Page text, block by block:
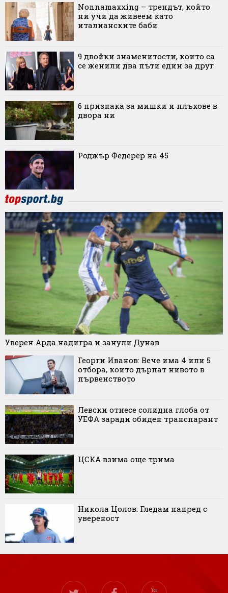
Nonnamaxxing – трендът, който
ни учи да живеем като
италианските баби
9 двойки знаменитости, които са
се женили два пъти един за друг
6 признака за мишки и плъхове в
двора ни
Роджър Федерер на 45
Уверен Арда надигра и занули Дунав
Георги Иванов: Вече има 4 или 5
отбора, които дърпат нивото в
първенството
Левски отнесе солидна глоба от
УЕФА заради обиден транспарант
ЦСКА взима още трима
Никола Цолов: Гледам напред с
увереност